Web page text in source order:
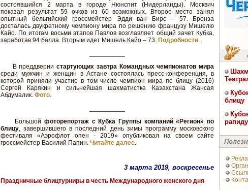
состоявшийся 2 марта в городе Нюнспит (Нидерланды). Москвич
показал результат 59 очков из 60 возможных. Второе место занял
опытный бельгийский гроссмейстер Эдди ван Бирс – 57. Бронза
досталась двукратному чемпиону мира по решению французу Мишелю
Кайо. По итогам восьми этапов Павлов возглавляет общий зачет Кубка,
заработав 94 балла. Вторым идет Мишель Кайо – 73. Подробности.
В преддвериистартующих завтра Командных чемпионатов мира
среди мужчин и женщин в Астане состоялась пресс-конференция, в
которой приняли участие в том числе чемпион мира по блицу (2016)
Сергей Карякин и сильнейшая шахматистка Казахстана Жансая
Абдумалик. Фото.
Большой фоторепортаж с Кубка Группы компаний «Регион» по
блицу, завершившего в последний день зимы программу московского
фестиваля «Аэрофлот опен - 2019» опубликовал на своем сайте
гроссмейстер Василий Папин. Читайте далее.
3 марта 2019, воскресенье
Праздничные блицтурниры в честь Международного женского дня
блицу
рапиду